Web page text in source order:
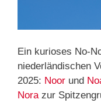
Ein kurioses No-
niederländischen
2025: Noor und
Norazur